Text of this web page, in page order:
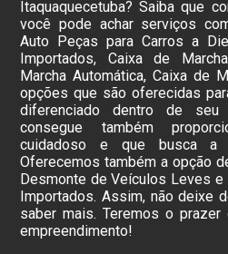
Itaquaquecetuba? Saiba que
você pode achar serviços
Auto Peças para Carros a
Importados, Caixa de
Marcha Automática, Caixa de
opções que são oferecidas
diferenciado dentro de seu
consegue também
cuidadoso e que busca a
Oferecemos também a opção
Desmonte de Veículos Leves e
Importados. Assim, não deixe
saber mais. Teremos o
empreendimento!